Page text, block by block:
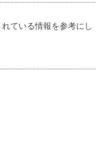
ている情報を参考にし